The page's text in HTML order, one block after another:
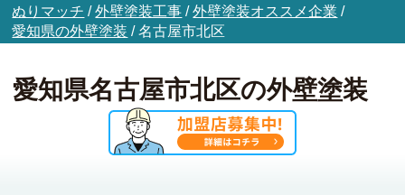
ぬりマッチ /外壁塗装工事 /外壁塗装オススメ企業 /
愛知県の外壁塗装 /名古屋市北区
愛知県名古屋市北区の外壁塗装